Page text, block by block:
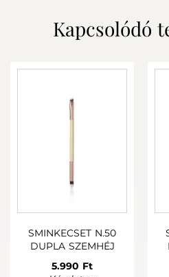
szemhéjfestékként működnek:
ujjaddal vagy ecsettel, és
Carbonate, Aluminum
Polyglyceryl-3 Ricinoleate,
Kapcsolódó
SMINKECSET N.50
DUPLA SZEMHÉJ
5.990 Ft